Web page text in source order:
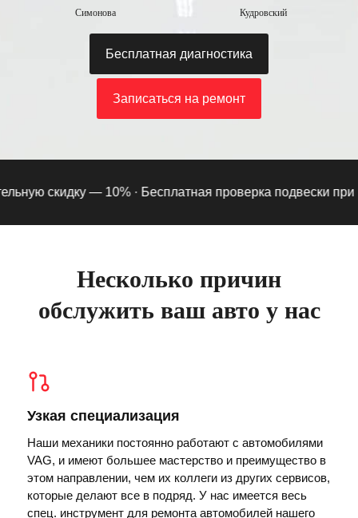
Симонова Кудровский
Бесплатная диагностика
Записаться на ремонт
скидку — 10% ·Бесплатная проверка подвески при
Несколько причин
обслужить ваш авто у нас
Узкая специализация
Наши механики постоянно работают с автомобилями
VAG, и имеют большее мастерство и преимущество в
этом направлении, чем их коллеги из других сервисов,
которые делают все в подряд. У нас имеется весь
спец. инструмент для ремонта автомобилей нашего